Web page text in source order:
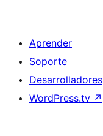
Aprender
Soporte
Desarrolladores
WordPress.tv ↗